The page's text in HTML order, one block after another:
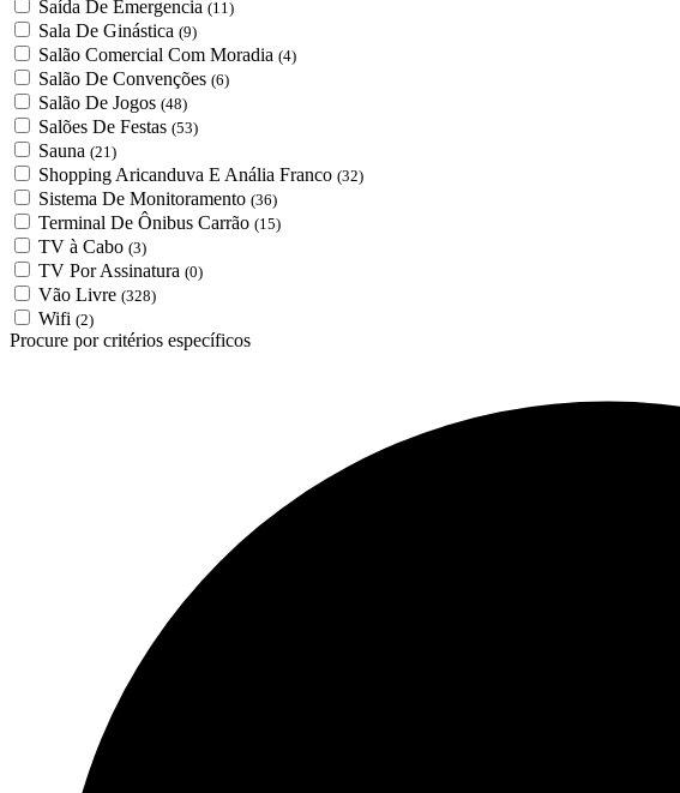
Saída De Emergencia (11)
Sala De Ginástica (9)
Salão Comercial Com Moradia (4)
Salão De Convenções (6)
Salão De Jogos (48)
Salões De Festas (53)
Sauna (21)
Shopping Aricanduva E Anália Franco (32)
Sistema De Monitoramento (36)
Terminal De Ônibus Carrão (15)
TV à Cabo (3)
TV Por Assinatura (0)
Vão Livre (328)
Wifi (2)
Procure por critérios específicos